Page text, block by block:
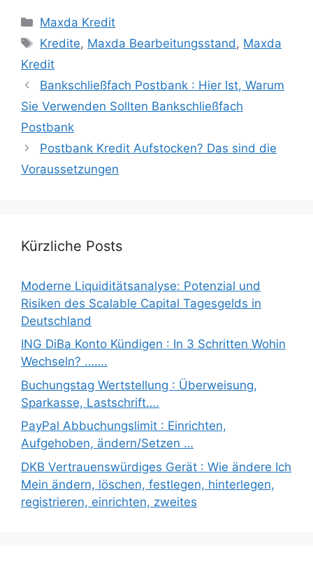
Categories
Maxda Kredit
Tags
Kredite, Maxda Bearbeitungsstand , Maxda
Kredit
Bankschließfach Postbank : Hier Ist, Warum
Sie Verwenden Sollten Bankschließfach
Postbank
Postbank Kredit Aufstocken? Das sind die
Voraussetzungen
Kürzliche Posts
Moderne Liquiditätsanalyse: Potenzial und
Risiken des Scalable Capital Tagesgelds in
Deutschland
ING DiBa Konto Kündigen : In 3 Schritten Wohin
Wechseln? …….
Buchungstag Wertstellung : Überweisung,
Sparkasse, Lastschrift….
PayPal Abbuchungslimit : Einrichten,
Aufgehoben, ändern/Setzen …
DKB Vertrauenswürdiges Gerät : Wie ändere Ich
Mein ändern, löschen, festlegen, hinterlegen,
registrieren, einrichten, zweites